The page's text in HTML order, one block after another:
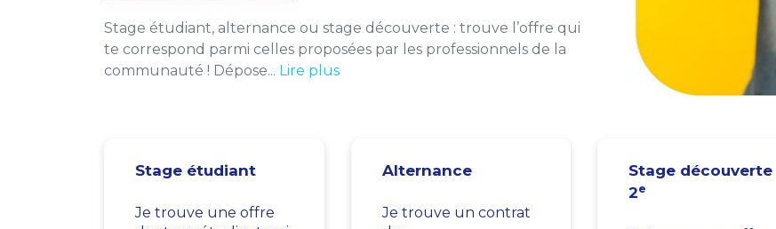
Stage étudiant, alternance ou stage découverte : trouve l’offre qui
te correspond parmi celles proposées par les professionnels de la
communauté ! Dépose... Lire plus
Stage étudiant
Je trouve une offre
Alternance
Je trouve un contrat
Stage découverte
2e